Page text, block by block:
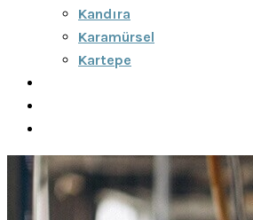
Kandıra
Karamürsel
Kartepe